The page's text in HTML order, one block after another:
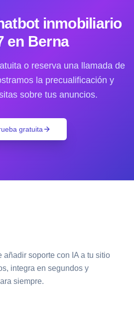
inmobiliario
en Berna
o reserva una llamada de
la precualificación y
sobre tus anuncios.
gratuita
añadir soporte con IA a tu sitio
integra en segundos y
siempre.